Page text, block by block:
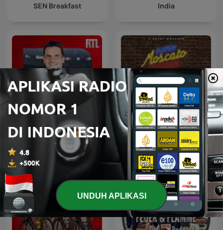
SEN Breakfast India
RTL Foot Super Moscato Show
UNDUH APLIKASI